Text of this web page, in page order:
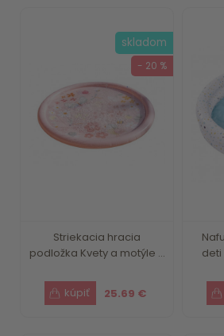
Striekacia hracia
podložka Kvety a motýle ...
25.69 €
skladom
- 20 %
deti